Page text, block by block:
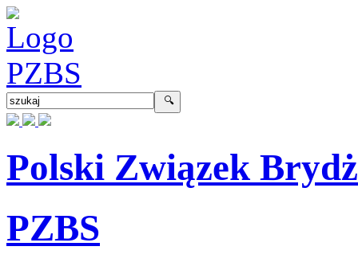
Polski Związek
PZBS